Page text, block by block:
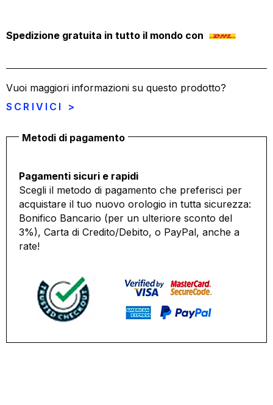
Metodi di pagamento
Pagamenti sicuri e rapidi
Scegli il metodo di pagamento che preferisci per
acquistare il tuo nuovo orologio in tutta sicurezza:
Bonifico Bancario (per un ulteriore sconto del
3%), Carta di Credito/Debito, o PayPal, anche a
rate!
Spedizione gratuita in tutto il mondo con
Vuoi maggiori informazioni su questo prodotto?
SCRIVICI >